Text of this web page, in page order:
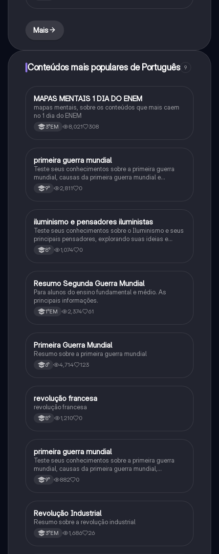
Mais
Conteúdos mais populares de Português 9
Português
MAPAS MENTAIS 1 DIA DO ENEM
mapas mentais, sobre os conteúdos que mais caem
no 1 dia do ENEM
3°EM 8,021 308
História
primeira guerra mundial
Teste seus conhecimentos sobre a primeira guerra
mundial, causas da primeira guerra mundial e
consequências da Primeira Guerra Mundial, fases da
primeira guerra mundial
9° 2,811 0
História
iluminismo e pensadores iluministas
Teste seus conhecimentos sobre o Iluminismo e seus
principais pensadores, explorando suas ideias e
impacto histórico.
8° 1,074 0
História
Resumo Segunda Guerra Mundial
Para alunos do ensino fundamental e médio. As
principais informações.
1°EM 2,374 61
História
Primeira Guerra Mundial
Resumo sobre a primeira guerra mundial
6° 4,714 123
História
revolução francesa
revolução francesa
8° 1,210 0
História
primeira guerra mundial
Teste seus conhecimentos sobre a primeira guerra
mundial, causas da primeira guerra mundial,
consequências da Primeira Guerra Mundial,fases da
primeira guerra mundial
9° 882 0
História
Revolução Industrial
Resumo sobre a revolução industrial
3°EM 1,686 26